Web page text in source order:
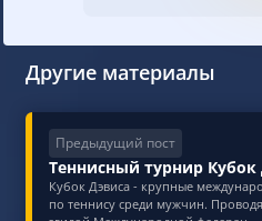
Другие материалы
Предыдущий пост
Теннисный турнир Кубок
Кубок Дэвиса - крупные
по теннису среди мужчин.